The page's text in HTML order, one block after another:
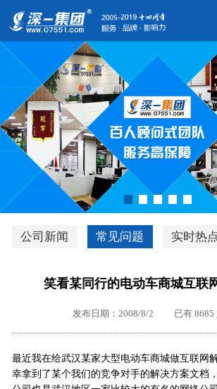
集团介
人才招
案例展
新闻中
深一风
联系我
深优通
深一集
外地客
工单提交
公司新闻 常见问题 实时热
笑看某同行的电动车商城互联
发布日期：2008/8/2 已有 8685
最近我在给武汉某家大型电动车商城做互联网
幸拿到了某个我们的竞争对手的解决方案文档